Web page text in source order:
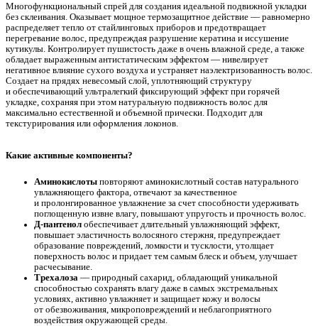
Многофункциональный спрей для создания идеальной подвижной укладки
без склеивания. Оказывает мощное термозащитное действие — равномерно
распределяет тепло от стайлинговых приборов и предотвращает
перегревание волос, предупреждая разрушение кератина и иссушение
кутикулы. Контролирует пушистость даже в очень влажной среде, а также
обладает выраженным антистатическим эффектом — нивелирует
негативное влияние сухого воздуха и устраняет наэлектризованность волос.
Создает на прядях невесомый слой, уплотняющий структуру
и обеспечивающий ультралегкий фиксирующий эффект при горячей
укладке, сохраняя при этом натуральную подвижность волос для
максимально естественной и объемной прически. Подходит для
текстурирования или оформления локонов.
Какие активные компоненты?
Аминокислоты повторяют аминокислотный состав натурального
увлажняющего фактора, отвечают за качественное
и пролонгированное увлажнение за счет способности удерживать
поглощенную извне влагу, повышают упругость и прочность волос.
Д-пантенол обеспечивает длительный увлажняющий эффект,
повышает эластичность волосяного стержня, предупреждает
образование повреждений, ломкости и тусклости, утолщает
поверхность волос и придает тем самым блеск и объем, улучшает
расчесывание.
Трехалоза — природный сахарид, обладающий уникальной
способностью сохранять влагу даже в самых экстремальных
условиях, активно увлажняет и защищает кожу и волосы
от обезвоживания, микроповреждений и неблагоприятного
воздействия окружающей среды.